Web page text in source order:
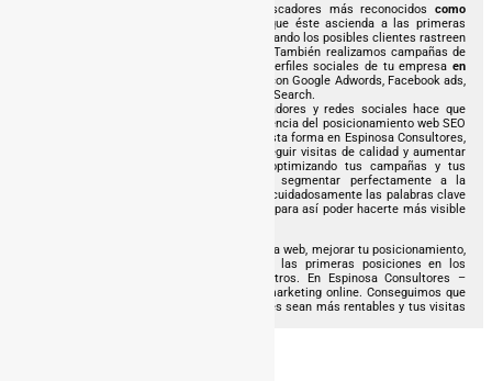
Promocionamos tu página web en los buscadores más reconocidos como
, con el objetivo de que éste ascienda a las primeras
posiciones de los resultados de búsqueda cuando los posibles clientes rastreen
en la red algún tipo de servicio o producto. También realizamos campañas de
publicidad para promocionar tu web o los perfiles sociales de tu empresa en
Trabajamos con Google Adwords, Facebook ads,
Instagram ads, Twitter ads Bing ads y Yahoo Search.
Así pues, este tipo de marketing en buscadores y redes sociales hace que
incremente tu visibilidad previo pago, a diferencia del posicionamiento web SEO
que trabaja el posicionamiento natural. De esta forma en Espinosa Consultores,
agencia SEM Valencia te ayudamos a conseguir visitas de calidad y aumentar
considerablemente el número de clicks, optimizando tus campañas y tus
resultados. Además, nos encargamos de segmentar perfectamente a la
audiencia que vas a dirigirte y a seleccionar cuidadosamente las palabras clave
o keywords que más beneficien a tu negocio para así poder hacerte más visible
Si quieres aumentar la visibilidad de tu página web, mejorar tu posicionamiento,
conseguir tráfico de calidad y situarte en las primeras posiciones en los
principales buscadores contacta con nosotros. En Espinosa Consultores –
Agencia SEM Valencia somos expertos en marketing online. Conseguimos que
tus campañas en Adwords y en redes sociales sean más rentables y tus visitas